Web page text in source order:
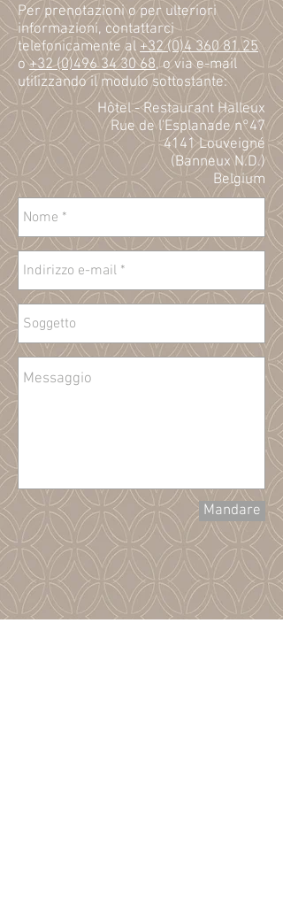
Per prenotazioni o per ulteriori
informazioni, contattarci
telefonicamente al +32 (0)4 360 81 25
o +32 (0)496 34 30 68, ovia e-mail
utilizzando il modulo sottostante:
Hôtel - Restaurant Halleux
Rue de l'Esplanade n°47
4141 Louveigné
(Banneux N.D.)
Belgium
Mandare